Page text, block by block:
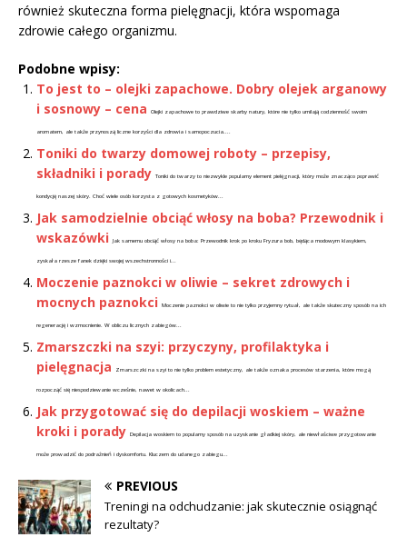
również skuteczna forma pielęgnacji, która wspomaga
zdrowie całego organizmu.
Podobne wpisy:
To jest to – olejki zapachowe. Dobry olejek arganowy
i sosnowy – cena
Olejki zapachowe to prawdziwe skarby natury, które nie tylko umilają codzienność swoim
aromatem, ale także przynoszą liczne korzyści dla zdrowia i samopoczucia....
Toniki do twarzy domowej roboty – przepisy,
składniki i porady Toniki do twarzy to niezwykle popularny element pielęgnacji, który może znacząco poprawić
kondycję naszej skóry. Choć wiele osób korzysta z gotowych kosmetyków...
Jak samodzielnie obciąć włosy na boba? Przewodnik i
wskazówki
Jak samemu obciąć włosy na boba: Przewodnik krok po kroku Fryzura bob, będąca modowym klasykiem,
zyskała rzesze fanek dzięki swojej wszechstronności i...
Moczenie paznokci w oliwie – sekret zdrowych i
mocnych paznokci
Moczenie paznokci w oliwie to nie tylko przyjemny rytuał, ale także skuteczny sposób na ich
regenerację i wzmocnienie. W obliczu licznych zabiegów...
Zmarszczki na szyi: przyczyny, profilaktyka i
pielęgnacja
Zmarszczki na szyi to nie tylko problem estetyczny, ale także oznaka procesów starzenia, które mogą
rozpocząć się niespodziewanie wcześnie, nawet w okolicach...
Jak przygotować się do depilacji woskiem – ważne
kroki i porady Depilacja woskiem to popularny sposób na uzyskanie gładkiej skóry, ale niewłaściwe przygotowanie
może prowadzić do podrażnień i dyskomfortu. Kluczem do udanego zabiegu...
PREVIOUS
Treningi na odchudzanie: jak skutecznie osiągnąć
rezultaty?